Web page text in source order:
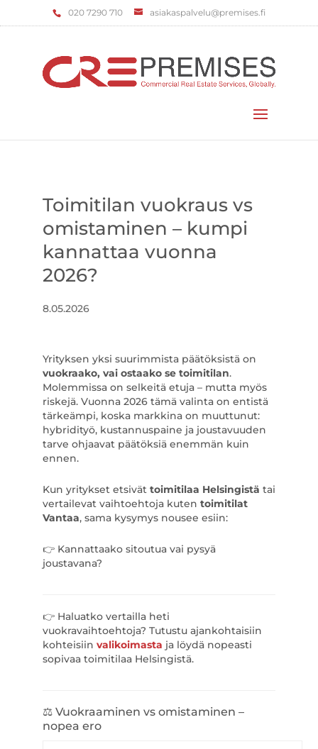
‌020 7290 710 asiakaspalvelu@premises.fi
Toimitilan vuokraus vs
omistaminen – kumpi
kannattaa vuonna
2026?
8.05.2026
Yrityksen yksi suurimmista päätöksistä on
vuokraako, vai ostaako se toimitilan.
Molemmissa on selkeitä etuja – mutta myös
riskejä. Vuonna 2026 tämä valinta on entistä
tärkeämpi, koska markkina on muuttunut:
hybridityö, kustannuspaine ja joustavuuden
tarve ohjaavat päätöksiä enemmän kuin
ennen.
Kun yritykset etsivät toimitilaa Helsingistä tai
vertailevat vaihtoehtoja kuten toimitilat
Vantaa, sama kysymys nousee esiin:
👉 Kannattaako sitoutua vai pysyä
joustavana?
👉 Haluatko vertailla heti
vuokravaihtoehtoja? Tutustu ajankohtaisiin
kohteisiin valikoimasta ja löydä nopeasti
sopivaa toimitilaa Helsingistä.
⚖️ Vuokraaminen vs omistaminen –
nopea ero